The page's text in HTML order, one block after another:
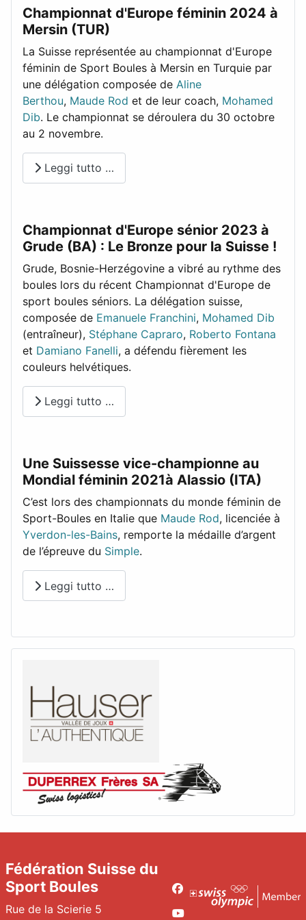
Championnat d'Europe féminin 2024 à
Mersin (TUR)
La Suisse représentée au championnat d'Europe
féminin de Sport Boules à Mersin en Turquie par
une délégation composée de Aline
Berthou, Maude Rod et de leur coach, Mohamed
Dib. Le championnat se déroulera du 30 octobre
au 2 novembre.
Leggi tutto …
Championnat d'Europe sénior 2023 à
Grude (BA) : Le Bronze pour la Suisse !
Grude, Bosnie-Herzégovine a vibré au rythme des
boules lors du récent Championnat d'Europe de
sport boules séniors. La délégation suisse,
composée de Emanuele Franchini, Mohamed Dib
(entraîneur), Stéphane Capraro, Roberto Fontana
et Damiano Fanelli, a défendu fièrement les
couleurs helvétiques.
Leggi tutto …
Une Suissesse vice-championne au
Mondial féminin 2021à Alassio (ITA)
C’est lors des championnats du monde féminin de
Sport-Boules en Italie que Maude Rod, licenciée à
Yverdon-les-Bains, remporte la médaille d’argent
de l’épreuve du Simple.
Leggi tutto …
Fédération Suisse du
Sport Boules
Rue de la Scierie 5
Facebook